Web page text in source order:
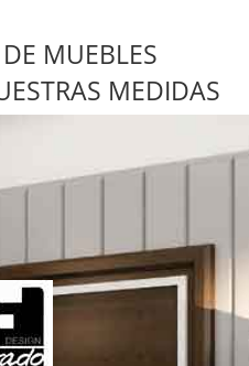
MUEBLES
MEDIDAS